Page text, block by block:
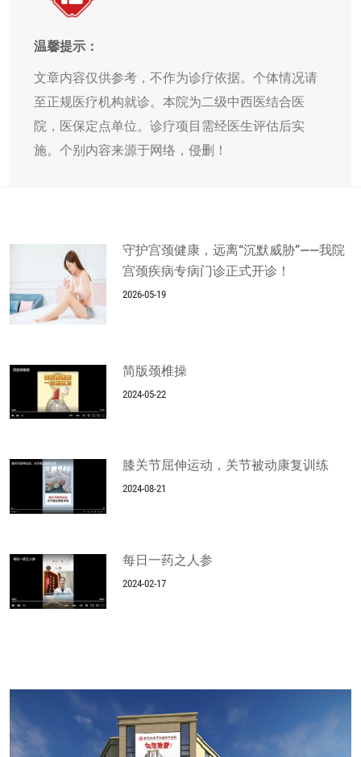
温馨提示：
文章内容仅供参考，不作为诊疗依据。个体情况请
至正规医疗机构就诊。本院为二级中西医结合医
院，医保定点单位。诊疗项目需经医生评估后实
施。个别内容来源于网络，侵删！
守护宫颈健康，远离“沉默威胁”——我院
宫颈疾病专病门诊正式开诊！
2026-05-19
简版颈椎操
2024-05-22
膝关节屈伸运动，关节被动康复训练
2024-08-21
每日一药之人参
2024-02-17